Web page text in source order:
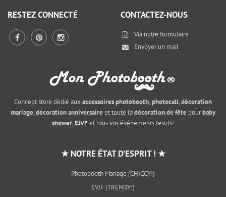
RESTEZ CONNECTÉ CONTACTEZ-NOUS
Via notre formulaire
Envoyer un mail
Concept store dédié aux accessoires photobooth, photocall,décoration
mariage,décoration anniversaire et toute ladécoration de fête pourbaby
shower,EJVFet tous vos événements festifs!
★ NOTRE ÉTAT D'ESPRIT ! ★
Photobooth Mariage (CHICCY!)
EVJF (TRENDY!)